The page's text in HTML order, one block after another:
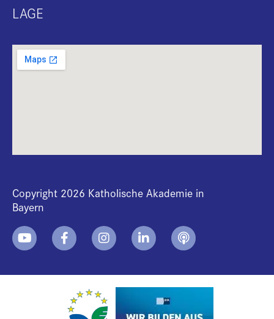
LAGE
Copyright 2026 Katholische Akademie in
Bayern